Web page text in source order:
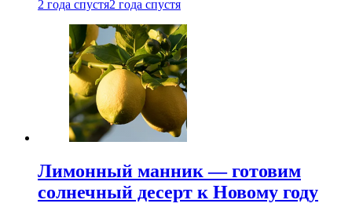
2 года спустя2 года спустя
Лимонный манник — готовим
солнечный десерт к Новому году